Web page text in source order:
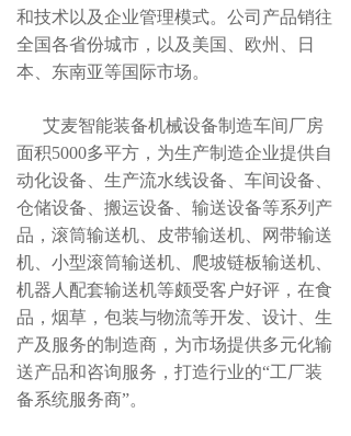
和技术以及企业管理模式。公司产品销往
全国各省份城市，以及美国、欧州、日
本、东南亚等国际市场。
艾麦智能装备机械设备制造车间厂房
面积5000多平方，为生产制造企业提供自
动化设备、生产流水线设备、车间设备、
仓储设备、搬运设备、输送设备等系列产
品，滚筒输送机、皮带输送机、网带输送
机、小型滚筒输送机、爬坡链板输送机、
机器人配套输送机等颇受客户好评，在食
品，烟草，包装与物流等开发、设计、生
产及服务的制造商，为市场提供多元化输
送产品和咨询服务，打造行业的“工厂装
备系统服务商”。